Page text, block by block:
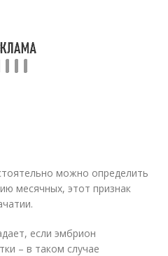
можно определить
месячных, этот признак
если эмбрион
– в таком случае